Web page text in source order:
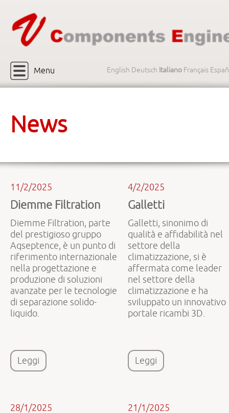
Menu English Deutsch Italiano Français
News
11/2/2025
Diemme Filtration
Diemme Filtration, parte
del prestigioso gruppo
Aqseptence, è un punto di
riferimento internazionale
nella progettazione e
produzione di soluzioni
avanzate per le tecnologie
di separazione solido-
liquido.
Leggi
4/2/2025
Galletti
Galletti, sinonimo di
qualità e affidabilità nel
settore della
climatizzazione, si è
affermata come leader
nel settore della
climatizzazione e ha
sviluppato un innovativo
portale ricambi 3D.
Leggi
28/1/2025 21/1/2025